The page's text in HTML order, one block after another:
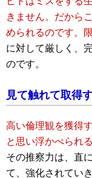
きません。だから
められるのです。
に対して厳しく、
のです。
見て触れて取得
高い倫理観を獲得
と思い浮かべられ
その推察力は、直
て、強化されていき